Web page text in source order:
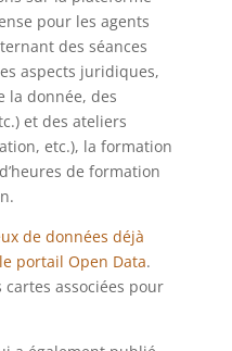
pour les agents
des séances
aspects juridiques,
la donnée, des
et des ateliers
etc.), la formation
de formation
de données déjà
portail Open Data.
cartes associées pour